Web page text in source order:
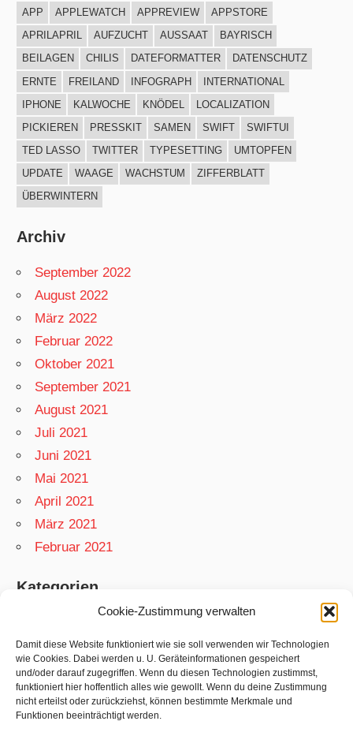
Cookie-Zustimmung verwalten
Damit diese Website funktioniert wie sie soll verwenden wir Technologien
wie Cookies. Dabei werden u. U. Geräteinformationen gespeichert
und/oder darauf zugegriffen. Wenn du diesen Technologien zustimmst,
funktioniert hier hoffentlich alles wie gewollt. Wenn du deine Zustimmung
nicht erteilst oder zurückziehst, können bestimmte Merkmale und
Funktionen beeinträchtigt werden.
APP APPLEWATCH APPREVIEW
APPSTORE
APRILAPRIL
AUFZUCHT AUSSAAT
BAYRISCH
BEILAGEN
CHILIS DATEFORMATTER
DATENSCHUTZ
ERNTE
FREILAND INFOGRAPH
INTERNATIONAL
IPHONE
KALWOCHE KNÖDEL
LOCALIZATION
PICKIEREN
PRESSKIT SAMEN SWIFT
SWIFTUI
TED LASSO
TWITTER TYPESETTING
UMTOPFEN
UPDATE
WAAGE WACHSTUM
ZIFFERBLATT
ÜBERWINTERN
Archiv
September 2022
August 2022
März 2022
Februar 2022
Oktober 2021
September 2021
August 2021
Juli 2021
Juni 2021
Mai 2021
April 2021
März 2021
Februar 2021
Kategorien
Garten
Matthias
Netzwelt
Rezepte